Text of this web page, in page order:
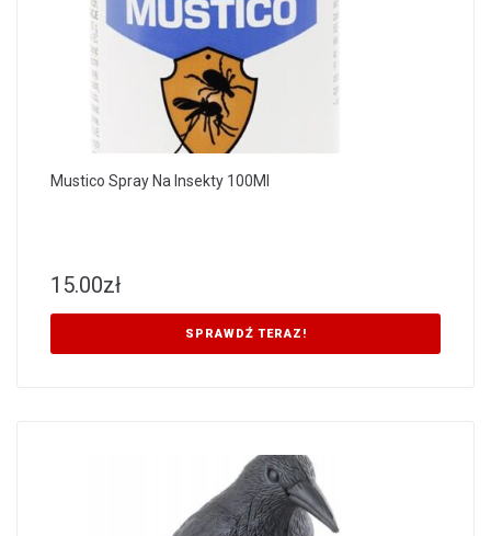
Mustico Spray Na Insekty 100Ml
15.00zł
SPRAWDŹ TERAZ!